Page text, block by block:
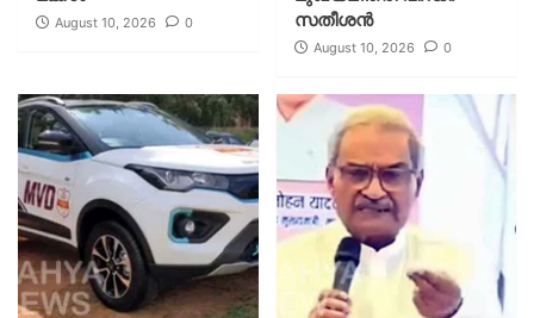
August 10, 2026 0
സതീശന്‍
August 10, 2026 0